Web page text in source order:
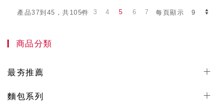
產品37到45，共105件 每頁顯示
3 4 5 6 7
商品分類
最夯推薦
麵包系列